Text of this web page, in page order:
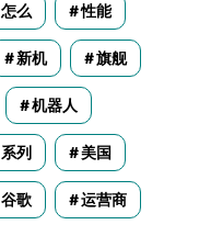
怎么 性能
新机 旗舰
机器人
系列 美国
谷歌 运营商